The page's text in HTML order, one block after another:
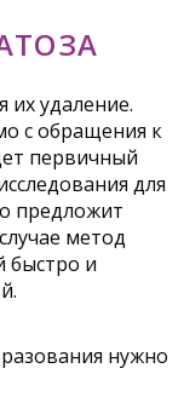
их удаление.
с обращения к
первичный
для
предложит
метод
быстро и
нужно